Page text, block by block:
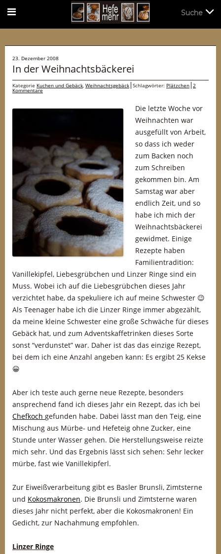
23. Dezember 2008
In der Weihnachtsbäckerei
Kategorie Kuchen und Gebäck, Weihnachtsgebäck Schlagwörter: Plätzchen 2
Kommentare
Die letzte Woche vor
Weihnachten war
ausgefüllt von Arbeit,
so dass ich weder
zum Backen noch
zum Schreiben
gekommen bin. Am
Samstag war aber
endlich Zeit, und so
habe ich mich der
Weihnachtsbäckerei
gewidmet. Einige
Rezepte haben
Familientradition:
Vanillekipfel, Liebesgrübchen und Linzer Ringe sind ein
Muss. Wobei ich auf die Liebesgrübchen dieses Jahr
verzichtet habe, da spekuliere ich auf meine Schwester 😉
Als Teenager habe ich die Linzer Ringe immer abgezählt,
da meine kleine Schwester eine große Schwäche für dieses
Gebäck hat, und zum Adventskaffetrinken dieses Sorte
sonst “verdunstet” war. Daher ist das das einzige Rezept,
bei dem ich eine Anzahl angeben kann: Es ergibt 25 Kekse
😀
Aber ich teste auch gerne neue Rezepte, besonders
ansprechend fand ich dieses Jahr ein Rezept, das ich bei
Chefkoch gefunden habe. Dabei lässt man den Teig, eine
Mischung aus Mürbe- und Hefeteig ohne Zucker, eine
Stunde unter Wasser gehen. Die Herstellungsweise reizte
mich sehr. Und das Ergebnis lässt sich sehen: Sehr lecker
mürbe, fast wie Vanillekipferl.
Zur Eiweißverarbeitung gibt es Basler Brunsli, Zimtsterne
und Kokosmakronen. Die Brunsli und Zimtsterne waren
dieses Jahr nicht perfekt, aber die Kokosmakronen! Ein
Gedicht, zur Nachahmung empfohlen.
Linzer Ringe
Suche
Suche